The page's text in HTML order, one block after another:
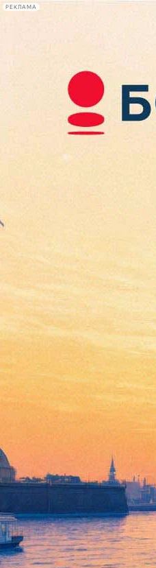
РЕКЛАМА
Сегодня:
2026.08.08
21:26
Афиша Plus
Фильм
Довлатова
в 2017 году
По словам кинорежиссера
фильм, посвященный
Сергея Довлатова в
его отъезда в Эстонию,
осенью 2017 года.